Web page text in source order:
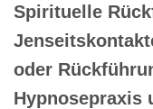
Spirituelle
oder
Hypnosepraxis